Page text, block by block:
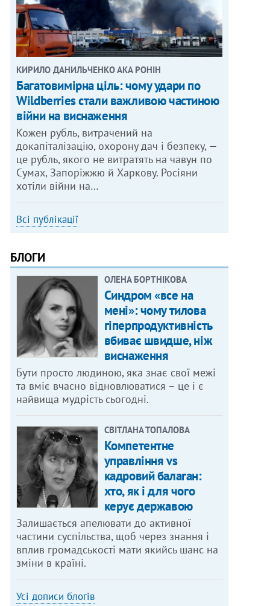
КИРИЛО ДАНИЛЬЧЕНКО АКА РОНІН
Багатовимірна ціль: чому удари по
Wildberries стали важливою частиною
війни на виснаження
Кожен рубль, витрачений на
докапіталізацію, охорону дач і безпеку, —
це рубль, якого не витратять на чавун по
Сумах, Запоріжжю й Харкову. Росіяни
хотіли війни на…
Всі публікації
БЛОГИ
ОЛЕНА БОРТНІКОВА
Синдром «все на
мені»: чому тилова
гіперпродуктивність
вбиває швидше, ніж
виснаження
Бути просто людиною, яка знає свої межі
та вміє вчасно відновлюватися – це і є
найвища мудрість сьогодні.
СВІТЛАНА ТОПАЛОВА
Компетентне
управління vs
кадровий балаган:
хто, як і для чого
керує державою
Залишається апелювати до активної
частини суспільства, щоб через знання і
вплив громадськості мати якийсь шанс на
зміни в країні.
Усі дописи блогів